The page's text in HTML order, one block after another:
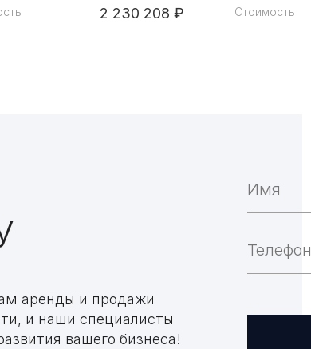
2 230 208 ₽ Стоимость
аренды и продажи
и наши специалисты
вашего бизнеса!